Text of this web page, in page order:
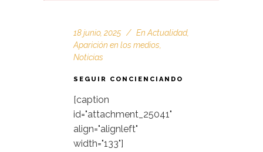
18 junio, 2025 En Actualidad,
Aparición en los medios,
Noticias
SEGUIR CONCIENCIANDO
[caption
id="attachment_25041"
align="alignleft"
width="133"]